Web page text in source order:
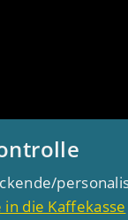
in die Kaffekasse